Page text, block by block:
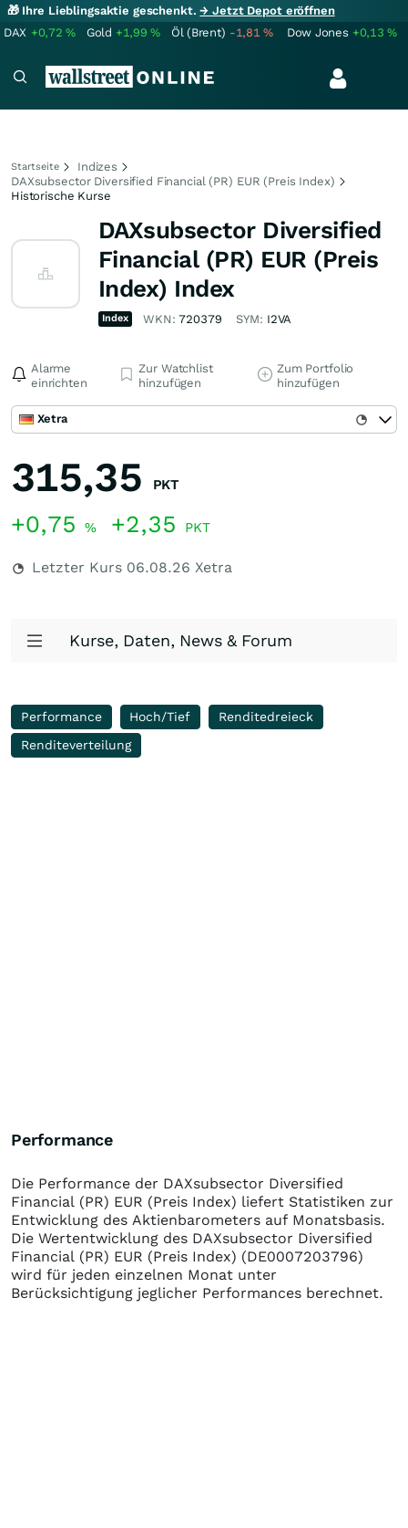
🎁 Ihre Lieblingsaktie geschenkt.→ Jetzt Depot eröffnen
DAX +0,72% Gold +1,99% Öl (Brent) -1,81% Dow Jones +0,13%
Startseite
Indizes
DAXsubsector Diversified Financial (PR) EUR (Preis Index)
Historische Kurse
DAXsubsector Diversified
Financial (PR) EUR (Preis
Index) Index
Index WKN:720379 SYM: I2VA
Alarme
einrichten
Zur Watchlist
hinzufügen
Zum Portfolio
hinzufügen
Xetra
315,35 PKT
+0,75 % +2,35 PKT
Letzter Kurs 06.08.26 Xetra
Kurse, Daten, News & Forum
Performance Hoch/Tief
Renditedreieck
Renditeverteilung
Performance
Die Performance der DAXsubsector Diversified
Financial (PR) EUR (Preis Index) liefert Statistiken zur
Entwicklung des Aktienbarometers auf Monatsbasis.
Die Wertentwicklung des DAXsubsector Diversified
Financial (PR) EUR (Preis Index) (DE0007203796)
wird für jeden einzelnen Monat unter
Berücksichtigung jeglicher Performances berechnet.